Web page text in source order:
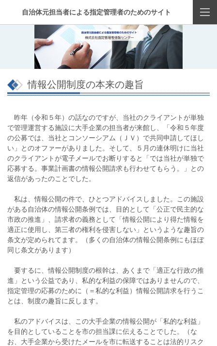
自治体元担当者による指定管理者のためのサイト
情報公開制度の本来の趣旨
昨年（令和５年）の話なのですが、当社のクライアントが単独
で管理運営する施設に大手企業の担当者が来館し、「令和５年度
の公募では、当社とコンソーシアム（ＪＶ）で共同申請してほし
い」とのオファーがありました。そして、５月の連休明けに当社
のクライアントが電子メールでお断りすると「では当社が単独で
応募する。事業計画書の情報公開請求も行わせてもらう。」との
返信があったのことでした。
私は、情報公開の件で、ひとつアドバイスしました。この施設
がある自治体の情報公開条例では、目的として「公正で民主的な
市政の推進」、請求者の義務として「情報公開により得た情報を
適正に使用し、第三者の権利を侵害しない」というような趣旨の
条文が定められてます。（多くの自治体の情報公開条例にもほぼ
同じ条文があります）
要するに、情報公開制度の根幹は、あくまで「適正な行政の推
進」という公益であり、私的な利益の保障ではありませんので、
指定管理の応募のために（＝私的な利益）情報公開請求を行うこ
とは、制度の趣旨に反します。
私のアドバイスは、この大手企業の情報公開が「私的な利益」
を目的としていることを市の担当課に伝えることでした。（な
お、大手企業から受けたメールを市に転送することは法的リスク